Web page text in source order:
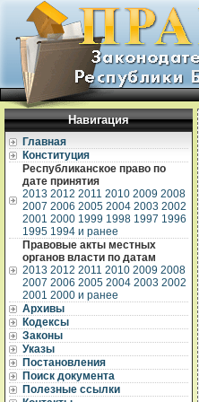
Навигация
Главная
Конституция
Республиканское право по
дате принятия
2013 2012 2011 2010 2009 2008
2007 2006 2005 2004 2003 2002
2001 2000 1999 1998 1997 1996
1995 1994 и ранее
Правовые акты местных
органов власти по датам
2013 2012 2011 2010 2009 2008
2007 2006 2005 2004 2003 2002
2001 2000 и ранее
Архивы
Кодексы
Законы
Указы
Постановления
Поиск документа
Полезные ссылки